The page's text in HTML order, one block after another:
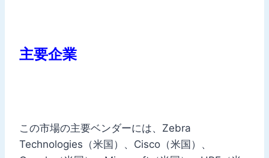
主要企業
この市場の主要ベンダーには、Zebra
Technologies（米国）、Cisco（米国）、